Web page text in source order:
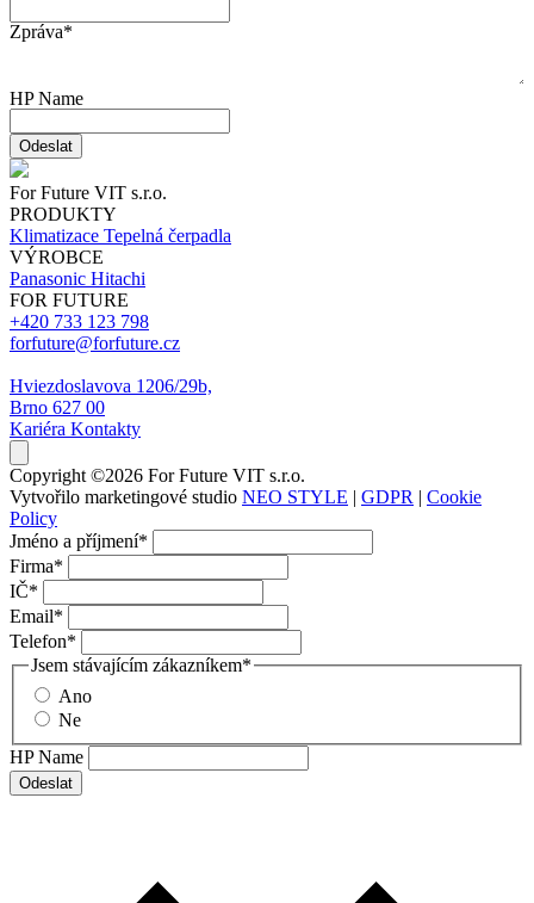
Zpráva*
HP Name
Odeslat
For Future VIT s.r.o.
PRODUKTY
Klimatizace Tepelná čerpadla
VÝROBCE
Panasonic Hitachi
FOR FUTURE
+420 733 123 798
forfuture@forfuture.cz
Hviezdoslavova 1206/29b,
Brno 627 00
Kariéra Kontakty
Copyright ©2026 For Future VIT s.r.o.
Vytvořilo marketingové studio NEO STYLE | GDPR | Cookie
Policy
Jméno a příjmení*
Firma*
IČ*
Email*
Telefon*
Jsem stávajícím zákazníkem*
Ano
Ne
HP Name
Odeslat